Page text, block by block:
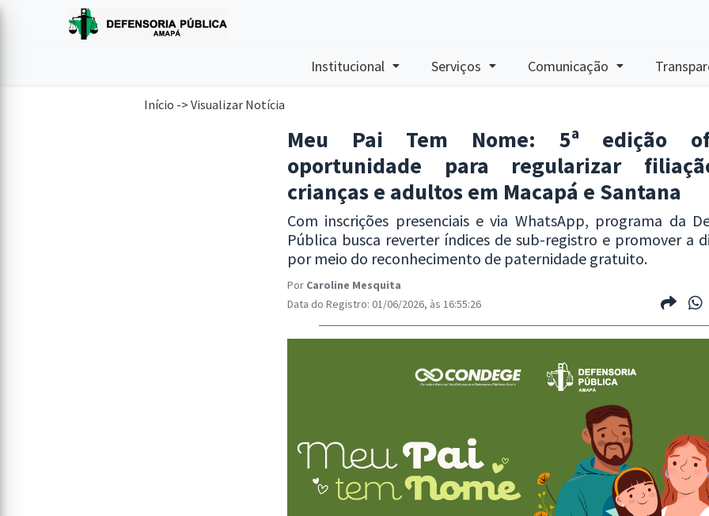
Institucional Serviços Comunicação
Início -> Visualizar Notícia
Meu Pai Tem Nome: 5ª edição
oportunidade para regularizar
crianças e adultos em Macapá e Santana
Com inscrições presenciais e via WhatsApp, programa da
Pública busca reverter índices de sub-registro e promover a
por meio do reconhecimento de paternidade gratuito.
Por Caroline Mesquita
Data do Registro: 01/06/2026, às 16:55:26